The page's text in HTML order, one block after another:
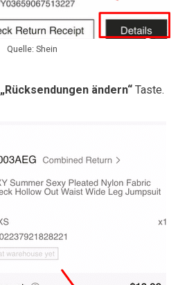
Quelle: Shein
„Rücksendungen ändern“ Taste.